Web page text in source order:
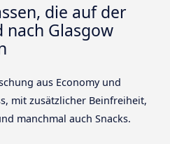
die auf der
nach Glasgow
aus Economy und
mit zusätzlicher Beinfreiheit,
manchmal auch Snacks.